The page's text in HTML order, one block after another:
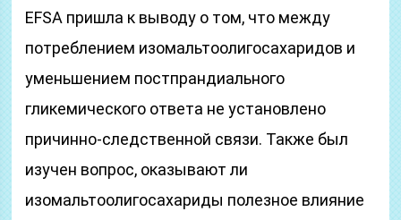
EFSA пришла к выводу о том, что между
потреблением изомальтоолигосахаридов и
уменьшением постпрандиального
гликемического ответа не установлено
причинно-следственной связи. Также был
изучен вопрос, оказывают ли
изомальтоолигосахариды полезное влияние